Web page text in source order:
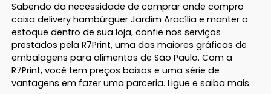
Sabendo da necessidade de comprar onde compro
caixa delivery hambúrguer Jardim Aracília e manter o
estoque dentro de sua loja, confie nos serviços
prestados pela R7Print, uma das maiores gráficas de
embalagens para alimentos de São Paulo. Com a
R7Print, você tem preços baixos e uma série de
vantagens em fazer uma parceria. Ligue e saiba mais.